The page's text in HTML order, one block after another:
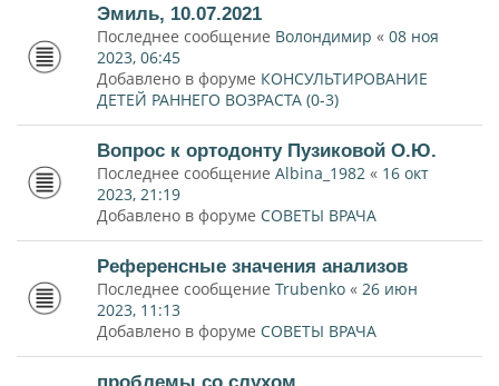
Эмиль, 10.07.2021
Последнее сообщение Волондимир « 08 ноя
2023, 06:45
Добавлено в форуме КОНСУЛЬТИРОВАНИЕ
ДЕТЕЙ РАННЕГО ВОЗРАСТА (0-3)
Вопрос к ортодонту Пузиковой О.Ю.
Последнее сообщение Albina_1982 « 16 окт
2023, 21:19
Добавлено в форуме СОВЕТЫ ВРАЧА
Референсные значения анализов
Последнее сообщение Trubenko « 26 июн
2023, 11:13
Добавлено в форуме СОВЕТЫ ВРАЧА
проблемы со слухом.